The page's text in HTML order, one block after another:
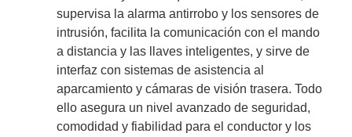
supervisa la alarma antirrobo y los sensores de
intrusión, facilita la comunicación con el mando
a distancia y las llaves inteligentes, y sirve de
interfaz con sistemas de asistencia al
aparcamiento y cámaras de visión trasera. Todo
ello asegura un nivel avanzado de seguridad,
comodidad y fiabilidad para el conductor y los